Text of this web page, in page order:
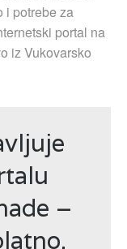
i potrebe za
portal na
iz Vukovarsko
–